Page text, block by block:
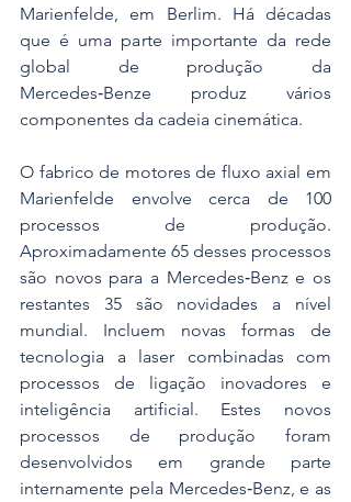
Marienfelde, em Berlim. Há décadas
que é uma parte importante da rede
global de produção da
Mercedes‑Benze produz vários
componentes da cadeia cinemática.
O fabrico de motores de fluxo axial em
Marienfelde envolve cerca de 100
processos de produção.
Aproximadamente 65 desses processos
são novos para a Mercedes‑Benz e os
restantes 35 são novidades a nível
mundial. Incluem novas formas de
tecnologia a laser combinadas com
processos de ligação inovadores e
inteligência artificial. Estes novos
processos de produção foram
desenvolvidos em grande parte
internamente pela Mercedes‑Benz, e as